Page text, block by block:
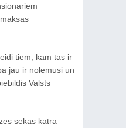
tiem, kam tas ir
jau ir nolēmusi un
Valsts
sekas katra